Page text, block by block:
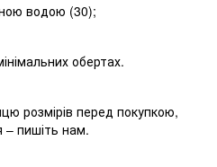
водою (30);
обертах.
розмірів перед покупкою,
– пишіть нам.